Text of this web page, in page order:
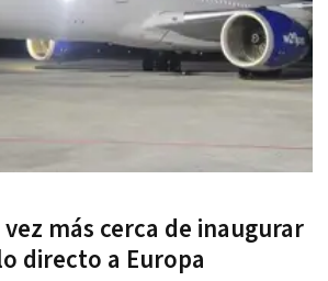
más cerca de inaugurar
directo a Europa